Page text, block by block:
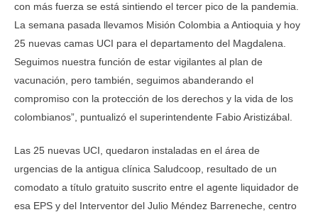
con más fuerza se está sintiendo el tercer pico de la pandemia.
La semana pasada llevamos Misión Colombia a Antioquia y hoy
25 nuevas camas UCI para el departamento del Magdalena.
Seguimos nuestra función de estar vigilantes al plan de
vacunación, pero también, seguimos abanderando el
compromiso con la protección de los derechos y la vida de los
colombianos”, puntualizó el superintendente Fabio Aristizábal.
Las 25 nuevas UCI, quedaron instaladas en el área de
urgencias de la antigua clínica Saludcoop, resultado de un
comodato a título gratuito suscrito entre el agente liquidador de
esa EPS y del Interventor del Julio Méndez Barreneche, centro